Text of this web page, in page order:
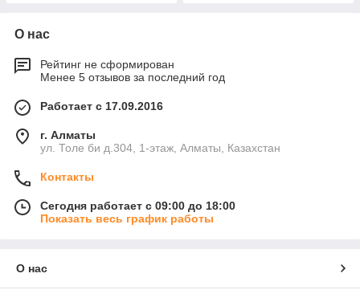
О нас
Рейтинг не сформирован
Менее 5 отзывов за последний год
Работает с 17.09.2016
г. Алматы
ул. Толе би д.304, 1-этаж, Алматы, Казахстан
Контакты
Сегодня работает с 09:00 до 18:00
Показать весь график работы
О нас